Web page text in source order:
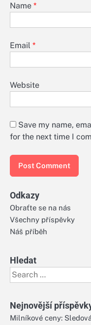
Name *
Email *
Website
Save my name,
for the next time I
Odkazy
Obraťte se na nás
Všechny příspěvky
Náš příběh
Hledat
Search
for:
Nejnovější
Milníkové ceny: